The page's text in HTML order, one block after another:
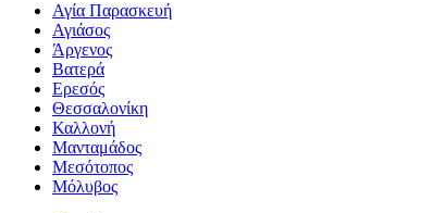
Αγία Παρασκευή
Αγιάσος
Άργενος
Βατερά
Ερεσός
Θεσσαλονίκη
Καλλονή
Μανταμάδος
Μεσότοπος
Μόλυβος